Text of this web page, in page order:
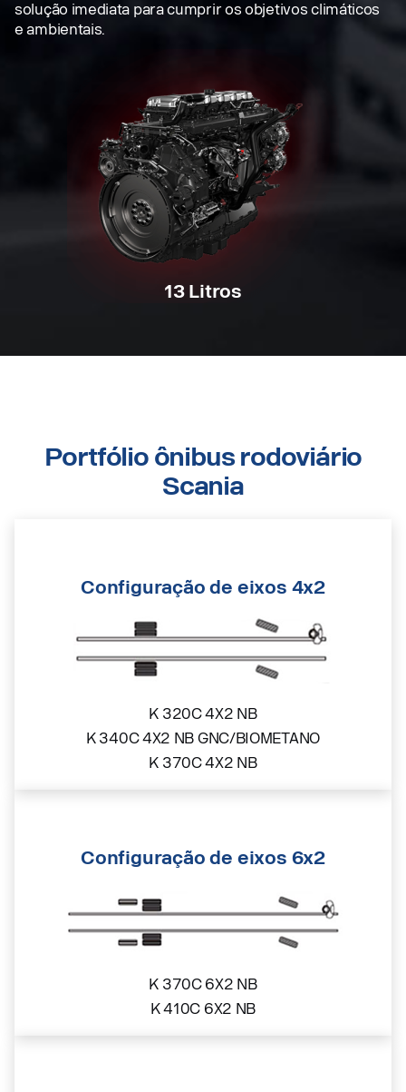
solução imediata para cumprir os objetivos climáticos
e ambientais.
13 Litros
Portfólio ônibus rodoviário
Scania
Configuração de eixos 4x2
K 320C 4X2 NB
K 340C 4X2 NB GNC/BIOMETANO
K 370C 4X2 NB
Configuração de eixos 6x2
K 370C 6X2 NB
K 410C 6X2 NB